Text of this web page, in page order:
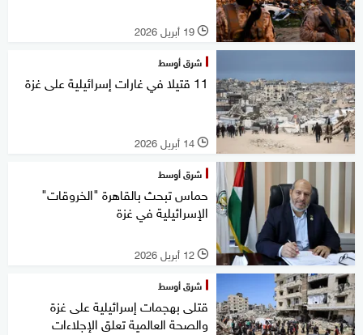
l 19 أبريل 2026
شرق أوسط
11 قتيلا في غارات إسرائيلية على غزة
l 14 أبريل 2026
شرق أوسط
حماس تبحث بالقاهرة "الخروقات"
الإسرائيلية في غزة
l 12 أبريل 2026
شرق أوسط
قتلى بهجمات إسرائيلية على غزة
والصحة العالمية تعلق الإجلاءات